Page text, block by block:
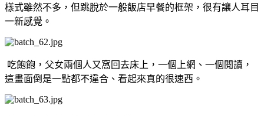
樣式雖然不多，但跳脫於一般飯店早餐的框架，很有讓人耳目
一新感覺。
吃飽飽，父女兩個人又窩回去床上，一個上網、一個閱讀，
這畫面倒是一點都不違合、看起來真的很速西。